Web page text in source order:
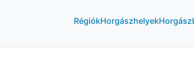
RégiókHorgászhelyek